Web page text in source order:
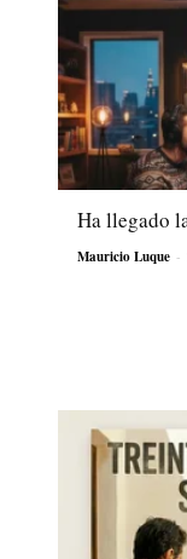
Ha llegado
Mauricio Luque -